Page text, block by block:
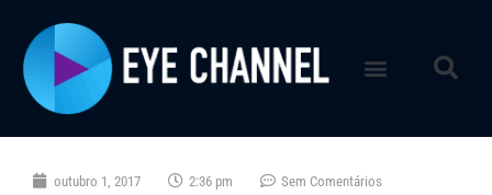
outubro 1, 2017 2:36 pm Sem Comentários